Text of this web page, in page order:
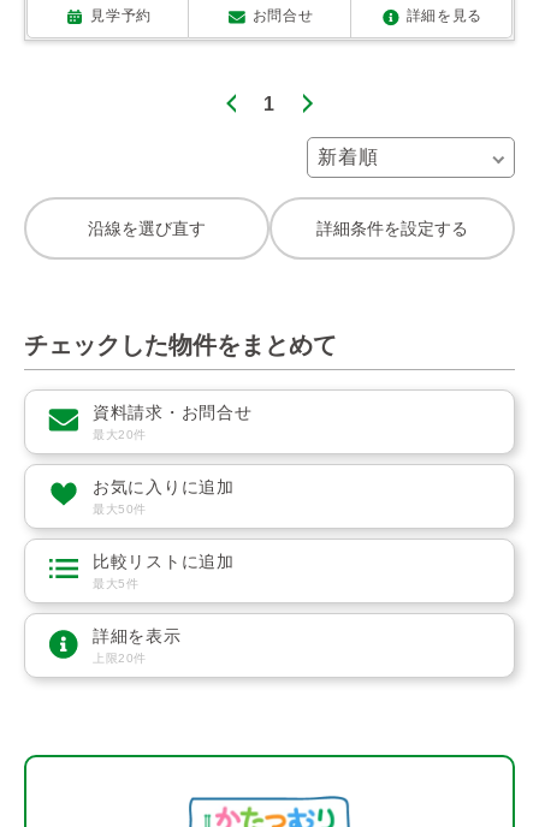
見学予約 お問合せ 詳細を見る
1
沿線を選び直す 詳細条件を設定する
チェックした物件をまとめて
資料請求・お問合せ
最大20件
お気に入りに追加
最大50件
比較リストに追加
最大5件
詳細を表示
上限20件